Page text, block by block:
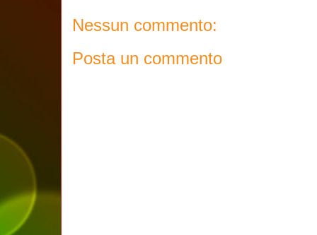
Nessun commento:
Posta un commento